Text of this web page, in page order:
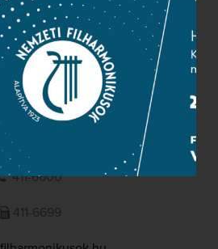
Komor Marcell u. 1. (Müpa)
411-6600
411-6699